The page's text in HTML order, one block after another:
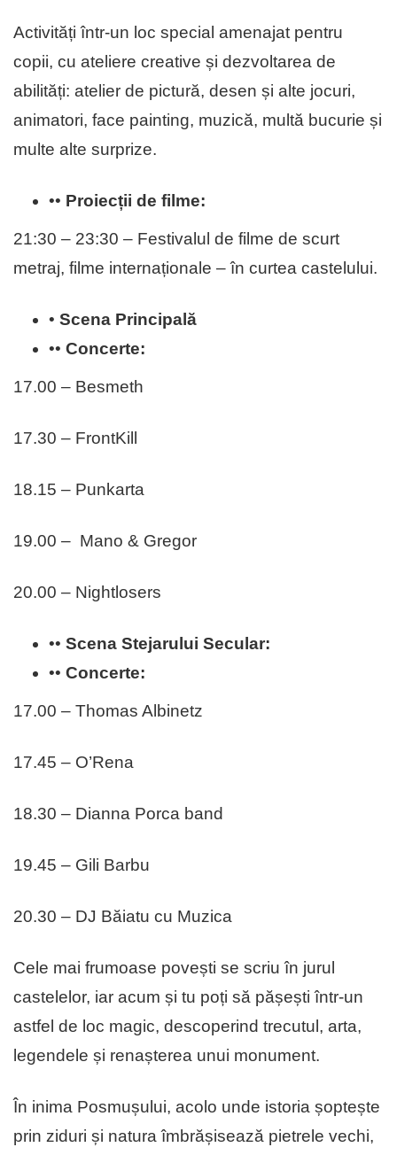
Activități într-un loc special amenajat pentru
copii, cu ateliere creative și dezvoltarea de
abilități: atelier de pictură, desen și alte jocuri,
animatori, face painting, muzică, multă bucurie și
multe alte surprize.
•• Proiecții de filme:
21:30 – 23:30 – Festivalul de filme de scurt
metraj, filme internaționale – în curtea castelului.
• Scena Principală
•• Concerte:
17.00 – Besmeth
17.30 – FrontKill
18.15 – Punkarta
19.00 – Mano & Gregor
20.00 – Nightlosers
•• Scena Stejarului Secular:
•• Concerte:
17.00 – Thomas Albinetz
17.45 – O’Rena
18.30 – Dianna Porca band
19.45 – Gili Barbu
20.30 – DJ Băiatu cu Muzica
Cele mai frumoase povești se scriu în jurul
castelelor, iar acum și tu poți să pășești într-un
astfel de loc magic, descoperind trecutul, arta,
legendele și renașterea unui monument.
În inima Posmușului, acolo unde istoria șoptește
prin ziduri și natura îmbrășisează pietrele vechi,